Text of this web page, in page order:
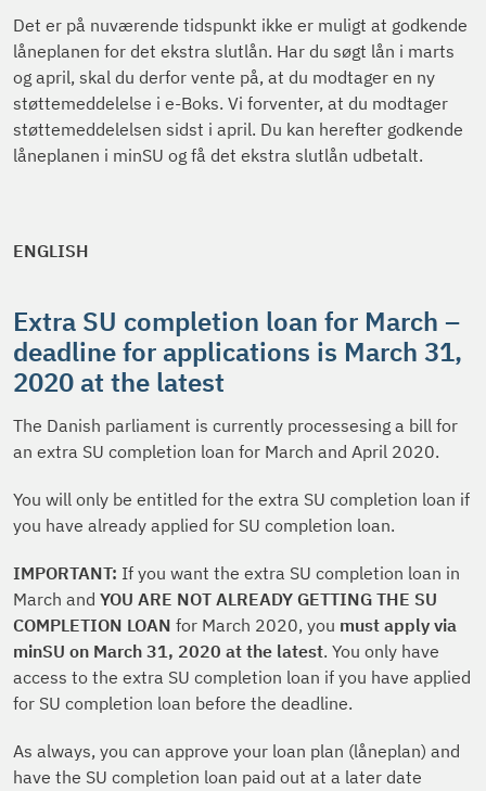
Det er på nuværende tidspunkt ikke er muligt at godkende
låneplanen for det ekstra slutlån. Har du søgt lån i marts
og april, skal du derfor vente på, at du modtager en ny
støttemeddelelse i e-Boks. Vi forventer, at du modtager
støttemeddelelsen sidst i april. Du kan herefter godkende
låneplanen i minSU og få det ekstra slutlån udbetalt.
ENGLISH
Extra SU completion loan for March –
deadline for applications is March 31,
2020 at the latest
The Danish parliament is currently processesing a bill for
an extra SU completion loan for March and April 2020.
You will only be entitled for the extra SU completion loan if
you have already applied for SU completion loan.
IMPORTANT: If you want the extra SU completion loan in
March and YOU ARE NOT ALREADY GETTING THE SU
COMPLETION LOAN for March 2020, you must apply via
minSU on March 31, 2020 at the latest. You only have
access to the extra SU completion loan if you have applied
for SU completion loan before the deadline.
As always, you can approve your loan plan (låneplan) and
have the SU completion loan paid out at a later date